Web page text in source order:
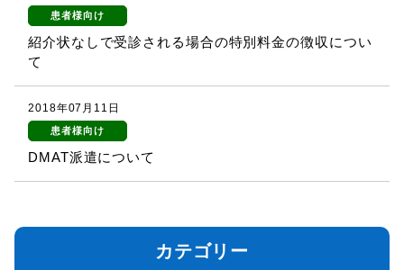
患者様向け
紹介状なしで受診される場合の特別料金の徴収につい
て
2018年07月11日
患者様向け
DMAT派遣について
カテゴリー